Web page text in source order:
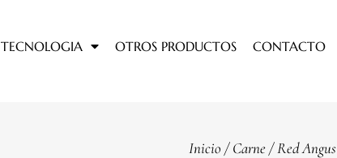
TECNOLOGIA OTROS PRODUCTOS CONTACTO
Inicio /Carne/Red Angus